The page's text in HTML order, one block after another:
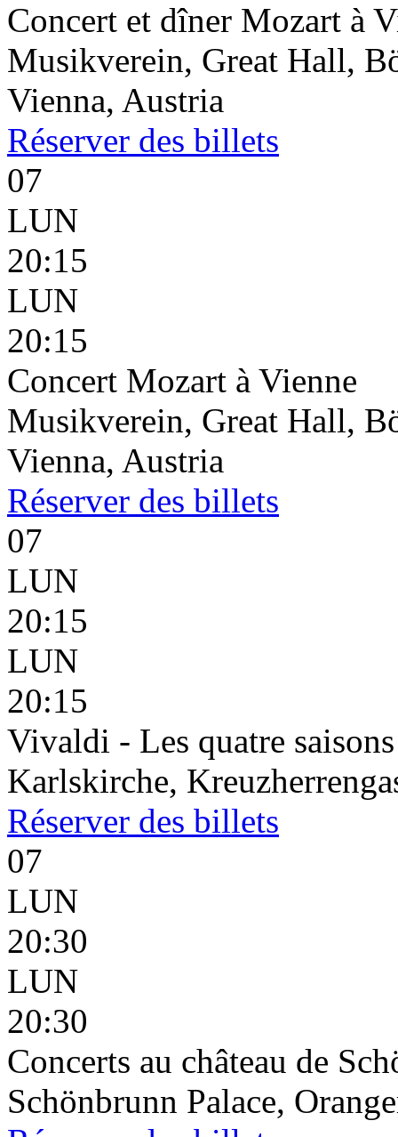
Concert et dîner Mozart à
Musikverein, Great Hall,
Vienna, Austria
Réserver des billets
07
LUN
20:15
LUN
20:15
Concert Mozart à Vienne
Musikverein, Great Hall,
Vienna, Austria
Réserver des billets
07
LUN
20:15
LUN
20:15
Vivaldi - Les quatre saisons
Karlskirche,
Réserver des billets
07
LUN
20:30
LUN
20:30
Concerts au château de
Schönbrunn Palace,